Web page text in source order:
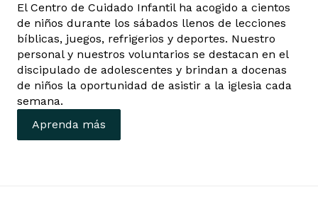
El Centro de Cuidado Infantil ha acogido a cientos
de niños durante los sábados llenos de lecciones
bíblicas, juegos, refrigerios y deportes. Nuestro
personal y nuestros voluntarios se destacan en el
discipulado de adolescentes y brindan a docenas
de niños la oportunidad de asistir a la iglesia cada
semana.
Aprenda más